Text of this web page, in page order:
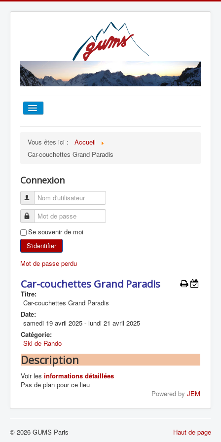
TOUT SUR LE GUMS
ESCALADE
ALPINISME
SKI DE RANDONNÉE
RANDONNÉE SPORTIVE
Vous êtes ici :
Accueil
Car-couchettes Grand Paradis
Connexion
Se souvenir de moi
S'identifier
Mot de passe perdu
Car-couchettes Grand Paradis
Titre:
Car-couchettes Grand Paradis
Date:
samedi 19 avril 2025 - lundi 21 avril 2025
Catégorie:
Ski de Rando
Description
Voir les informations détaillées
Pas de plan pour ce lieu
Powered by JEM
Haut de page
© 2026 GUMS Paris